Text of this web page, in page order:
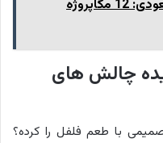
بزرگترین پروژه های عربستان سعودی: 12 مگاپروژه
چالش های
با طعم فلفل را کرده؟